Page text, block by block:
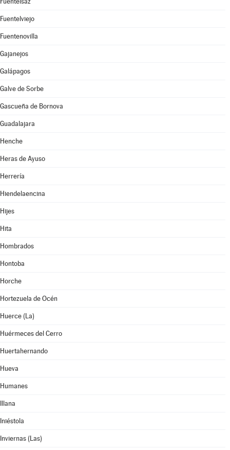
Fuentelviejo
Fuentenovilla
Gajanejos
Galápagos
Galve de Sorbe
Gascueña de Bornova
Guadalajara
Henche
Heras de Ayuso
Herrería
Hiendelaencina
Hijes
Hita
Hombrados
Hontoba
Horche
Hortezuela de Océn
Huerce (La)
Huérmeces del Cerro
Huertahernando
Hueva
Humanes
Illana
Iniéstola
Inviernas (Las)